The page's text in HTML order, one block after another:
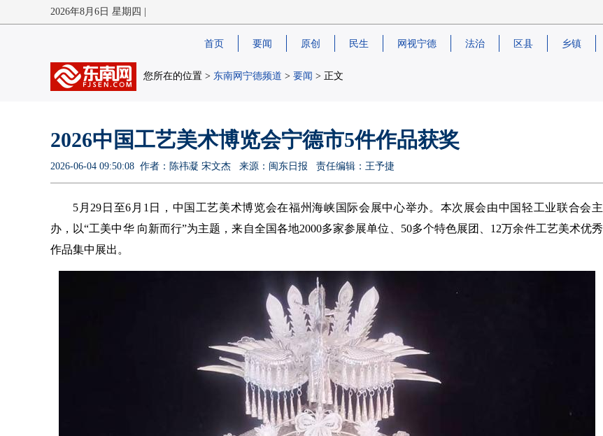
2026年8月6日 星期四 |
首页 要闻 原创 民生 网视宁德 法治 区县 乡镇
您所在的位置 > 东南网宁德频道 > 要闻 > 正文
2026中国工艺美术博览会宁德市5件作品获奖
2026-06-04 09:50:08 作者：陈祎凝 宋文杰 来源：闽东日报 责任编辑：王予捷
5月29日至6月1日，中国工艺美术博览会在福州海峡国际会展中心举办。本次展会由中国轻工业联合会主
办，以“工美中华 向新而行”为主题，来自全国各地2000多家参展单位、50多个特色展团、12万余件工艺美术优秀
作品集中展出。